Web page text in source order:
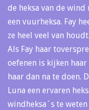
de heksa van de
een vuurheksa. Fay
ze heel veel van
Als Fay haar
oefenen is kijken
haar dan na te doen.
Luna een ervaren
windheksa´s te